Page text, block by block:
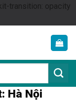
transition: opacity
Hà Nội